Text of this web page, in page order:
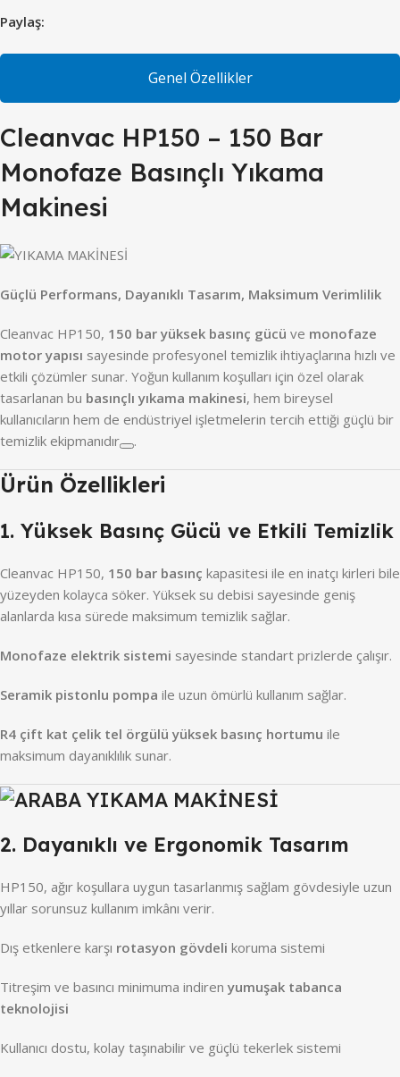
Paylaş:
Genel Özellikler
Cleanvac HP150 – 150 Bar
Monofaze Basınçlı Yıkama
Makinesi
Güçlü Performans, Dayanıklı Tasarım, Maksimum Verimlilik
Cleanvac HP150, 150 bar yüksek basınç gücü ve monofaze
motor yapısı sayesinde profesyonel temizlik ihtiyaçlarına hızlı ve
etkili çözümler sunar. Yoğun kullanım koşulları için özel olarak
tasarlanan bu basınçlı yıkama makinesi, hem bireysel
kullanıcıların hem de endüstriyel işletmelerin tercih ettiği güçlü bir
temizlik ekipmanıdır
.
Ürün Özellikleri
1. Yüksek Basınç Gücü ve Etkili Temizlik
Cleanvac HP150, 150 bar basınç kapasitesi ile en inatçı kirleri bile
yüzeyden kolayca söker. Yüksek su debisi sayesinde geniş
alanlarda kısa sürede maksimum temizlik sağlar.
Monofaze elektrik sistemi sayesinde standart prizlerde çalışır.
Seramik pistonlu pompa ile uzun ömürlü kullanım sağlar.
R4 çift kat çelik tel örgülü yüksek basınç hortumu ile
maksimum dayanıklılık sunar.
2. Dayanıklı ve Ergonomik Tasarım
HP150, ağır koşullara uygun tasarlanmış sağlam gövdesiyle uzun
yıllar sorunsuz kullanım imkânı verir.
Dış etkenlere karşı rotasyon gövdeli koruma sistemi
Titreşim ve basıncı minimuma indiren yumuşak tabanca
teknolojisi
Kullanıcı dostu, kolay taşınabilir ve güçlü tekerlek sistemi